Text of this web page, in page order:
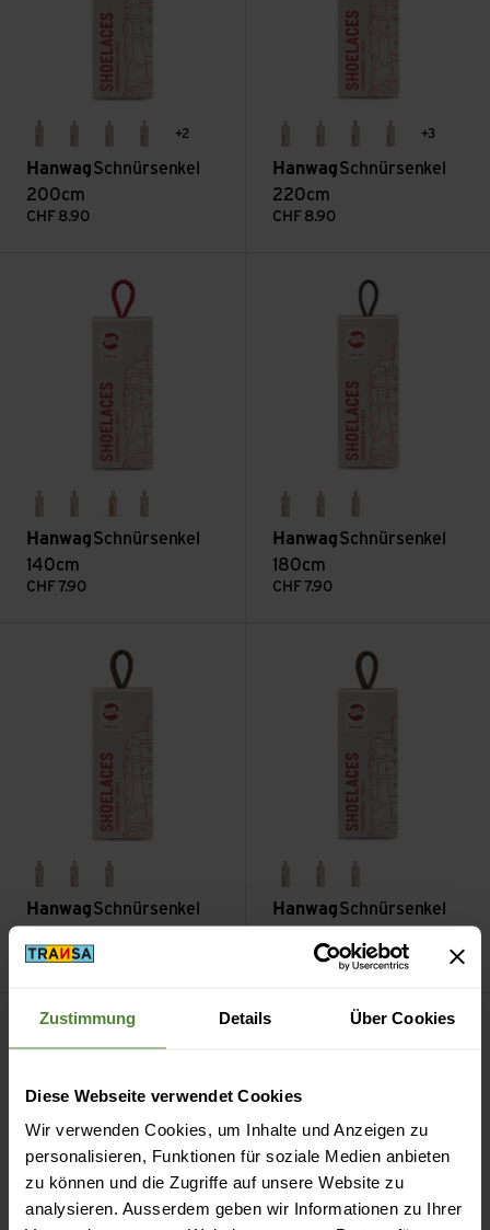
Zustimmung Details Über Cookies
Diese Webseite verwendet Cookies
Wir verwenden Cookies, um Inhalte und Anzeigen zu
personalisieren, Funktionen für soziale Medien anbieten
zu können und die Zugriffe auf unsere Website zu
analysieren. Ausserdem geben wir Informationen zu Ihrer
erdeaschegrau/schwarz
rot
+2
HanwagSchnürsenkel
200cm
CHF 8.90
aschegrau/schwarz
erderot
+3
HanwagSchnürsenkel
220cm
CHF 8.90
rot erdegrau/schwarz
schwarz
HanwagSchnürsenkel
140cm
CHF7.90
grau/schwarz
rot
schwarz
HanwagSchnürsenkel
180cm
CHF7.90
erderot
schwarz
HanwagSchnürsenkel
CHF7.90
brownschwarzgrau/asche
HanwagSchnürsenkel
6.90